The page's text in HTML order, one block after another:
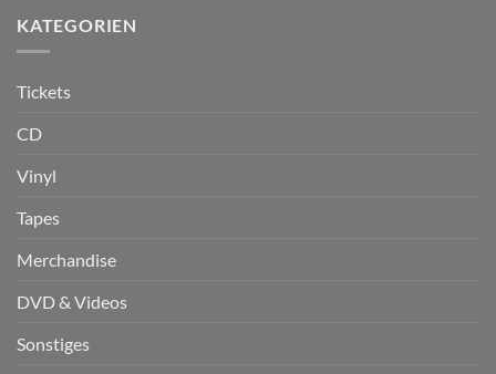
KATEGORIEN
Tickets
CD
Vinyl
Tapes
Merchandise
DVD & Videos
Sonstiges